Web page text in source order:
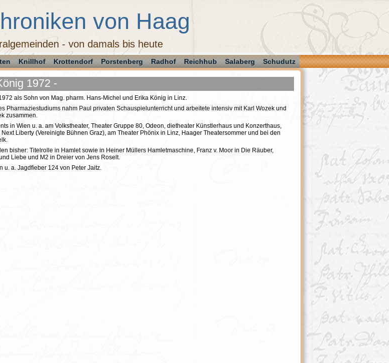
von Haag
- von damals bis heute
Knillhof Krottendorf Porstenberg Radhof Reichhub Salaberg Schudutz
1972 -
als Sohn von Mag. pharm. Hans-Michel und Erika König in Linz.
Pharmaziestudiums nahm Paul privaten Schauspielunterricht und arbeitete intensiv mit Karl Wozek und
zusammen.
in Wien u. a. am Volkstheater, Theater Gruppe 80, Odeon, dietheater Künstlerhaus und Konzerthaus,
Liberty (Vereinigte Bühnen Graz), am Theater Phönix in Linz, Haager Theatersommer und bei den
bisher: Titelrolle in Hamlet sowie in Heiner Müllers Hamletmaschine, Franz v. Moor in Die Räuber,
Liebe und M2 in Dreier von Jens Roselt.
u. a. Jagdfieber 124 von Peter Jaitz.